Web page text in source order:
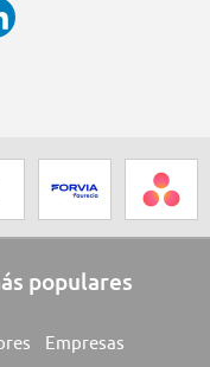
populares
Empresas